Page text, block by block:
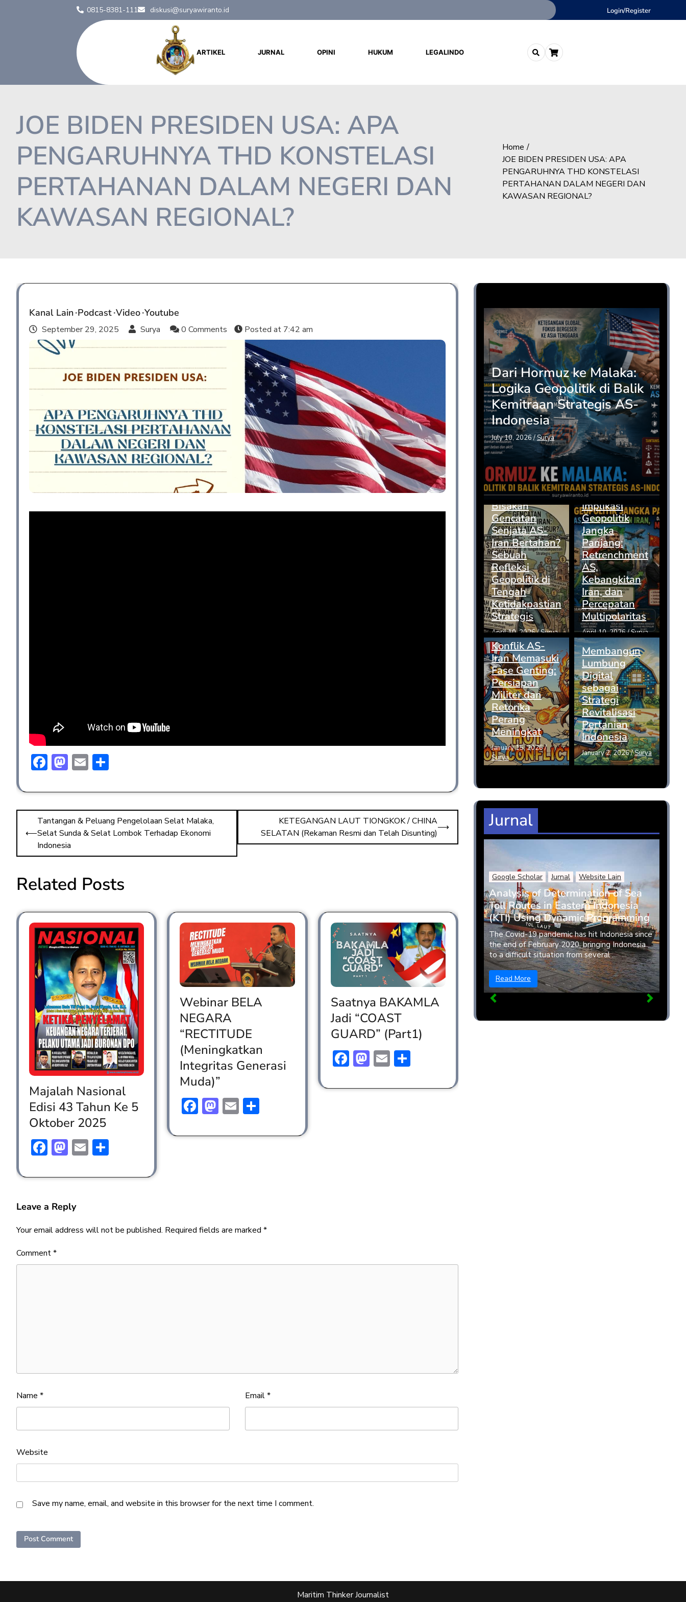
0815-8381-111 diskusi@suryawiranto.id Login/Register
ARTIKEL JURNAL OPINI HUKUM LEGALINDO
JOE BIDEN PRESIDEN USA: APA
PENGARUHNYA THD KONSTELASI
PERTAHANAN DALAM NEGERI DAN
KAWASAN REGIONAL?
Home
JOE BIDEN PRESIDEN USA: APA
PENGARUHNYA THD KONSTELASI
PERTAHANAN DALAM NEGERI DAN
KAWASAN REGIONAL?
Kanal Lain Podcast Video Youtube
September 29, 2025 Surya 0 Comments Posted at 7:42 am
F
e
b
o
ok
M
st
o
d
o
n
E
ai
l
ar
e
⟵
Tantangan & Peluang Pengelolaan Selat Malaka,
Selat Sunda & Selat Lombok Terhadap Ekonomi
Indonesia
KETEGANGAN LAUT TIONGKOK / CHINA
SELATAN (Rekaman Resmi dan Telah Disunting)
⟶
Related Posts
Majalah Nasional
Edisi 43 Tahun Ke 5
Oktober 2025
Facebook
Mastodon
Email
Webinar BELA
NEGARA
“RECTITUDE
(Meningkatkan
Integritas Generasi
Muda)”
Facebook
Mastodon
Email
Saatnya BAKAMLA
Jadi “COAST
GUARD” (Part1)
Facebook
Mastodon
EmailShare
Leave a Reply
Your email address will not be published. Required fields are marked *
Comment*
Name * Email*
Website
Save my name, email, and website in this browser for the next time I comment.
Dari Hormuz ke Malaka:
Logika Geopolitik di Balik
Kemitraan Strategis AS-
Indonesia
July 10, 2026/Surya
Bisakah
Gencatan
Senjata AS-
Iran Bertahan?
Sebuah
Refleksi
Geopolitik di
Tengah
Ketidakpastian
Strategis
April 10, 2026/Surya
Implikasi
Geopolitik
Jangka
Panjang:
Retrenchment
AS,
Kebangkitan
Iran, dan
Percepatan
Multipolaritas
April 10, 2026/Surya
Konflik AS-
Iran Memasuki
Fase Genting:
Persiapan
Militer dan
Retorika
Perang
Meningkat
January 15, 2026/
Surya
Membangun
Lumbung
Digital
sebagai
Strategi
Revitalisasi
Pertanian
Indonesia
January 2, 2026/Surya
Jurnal
Google Scholar Jurnal Website Lain
Analysis of Determination of Sea
Toll Routes in Eastern Indonesia
(KTI) Using Dynamic Programming
The Covid-19 pandemic has hit Indonesia since
the end of February 2020, bringing Indonesia
to a difficult situation from several ...
Read More
Maritim Thinker Journalist